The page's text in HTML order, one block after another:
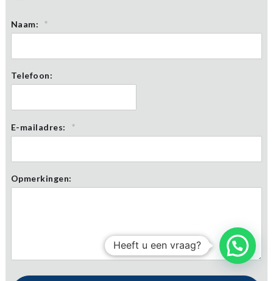
Naam: *
Telefoon:
E-mailadres: *
Opmerkingen:
Heeft u een vraag?